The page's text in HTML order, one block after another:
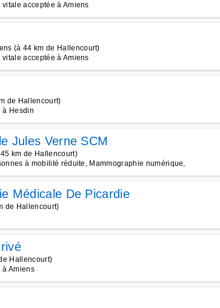
acceptée à Amiens
(à 44 km de Hallencourt)
acceptée à Amiens
de Hallencourt)
à Hesdin
Jules Verne SCM
km de Hallencourt)
à mobilité réduite, Mammographie numérique,
Médicale De Picardie
de Hallencourt)
Hallencourt)
Amiens